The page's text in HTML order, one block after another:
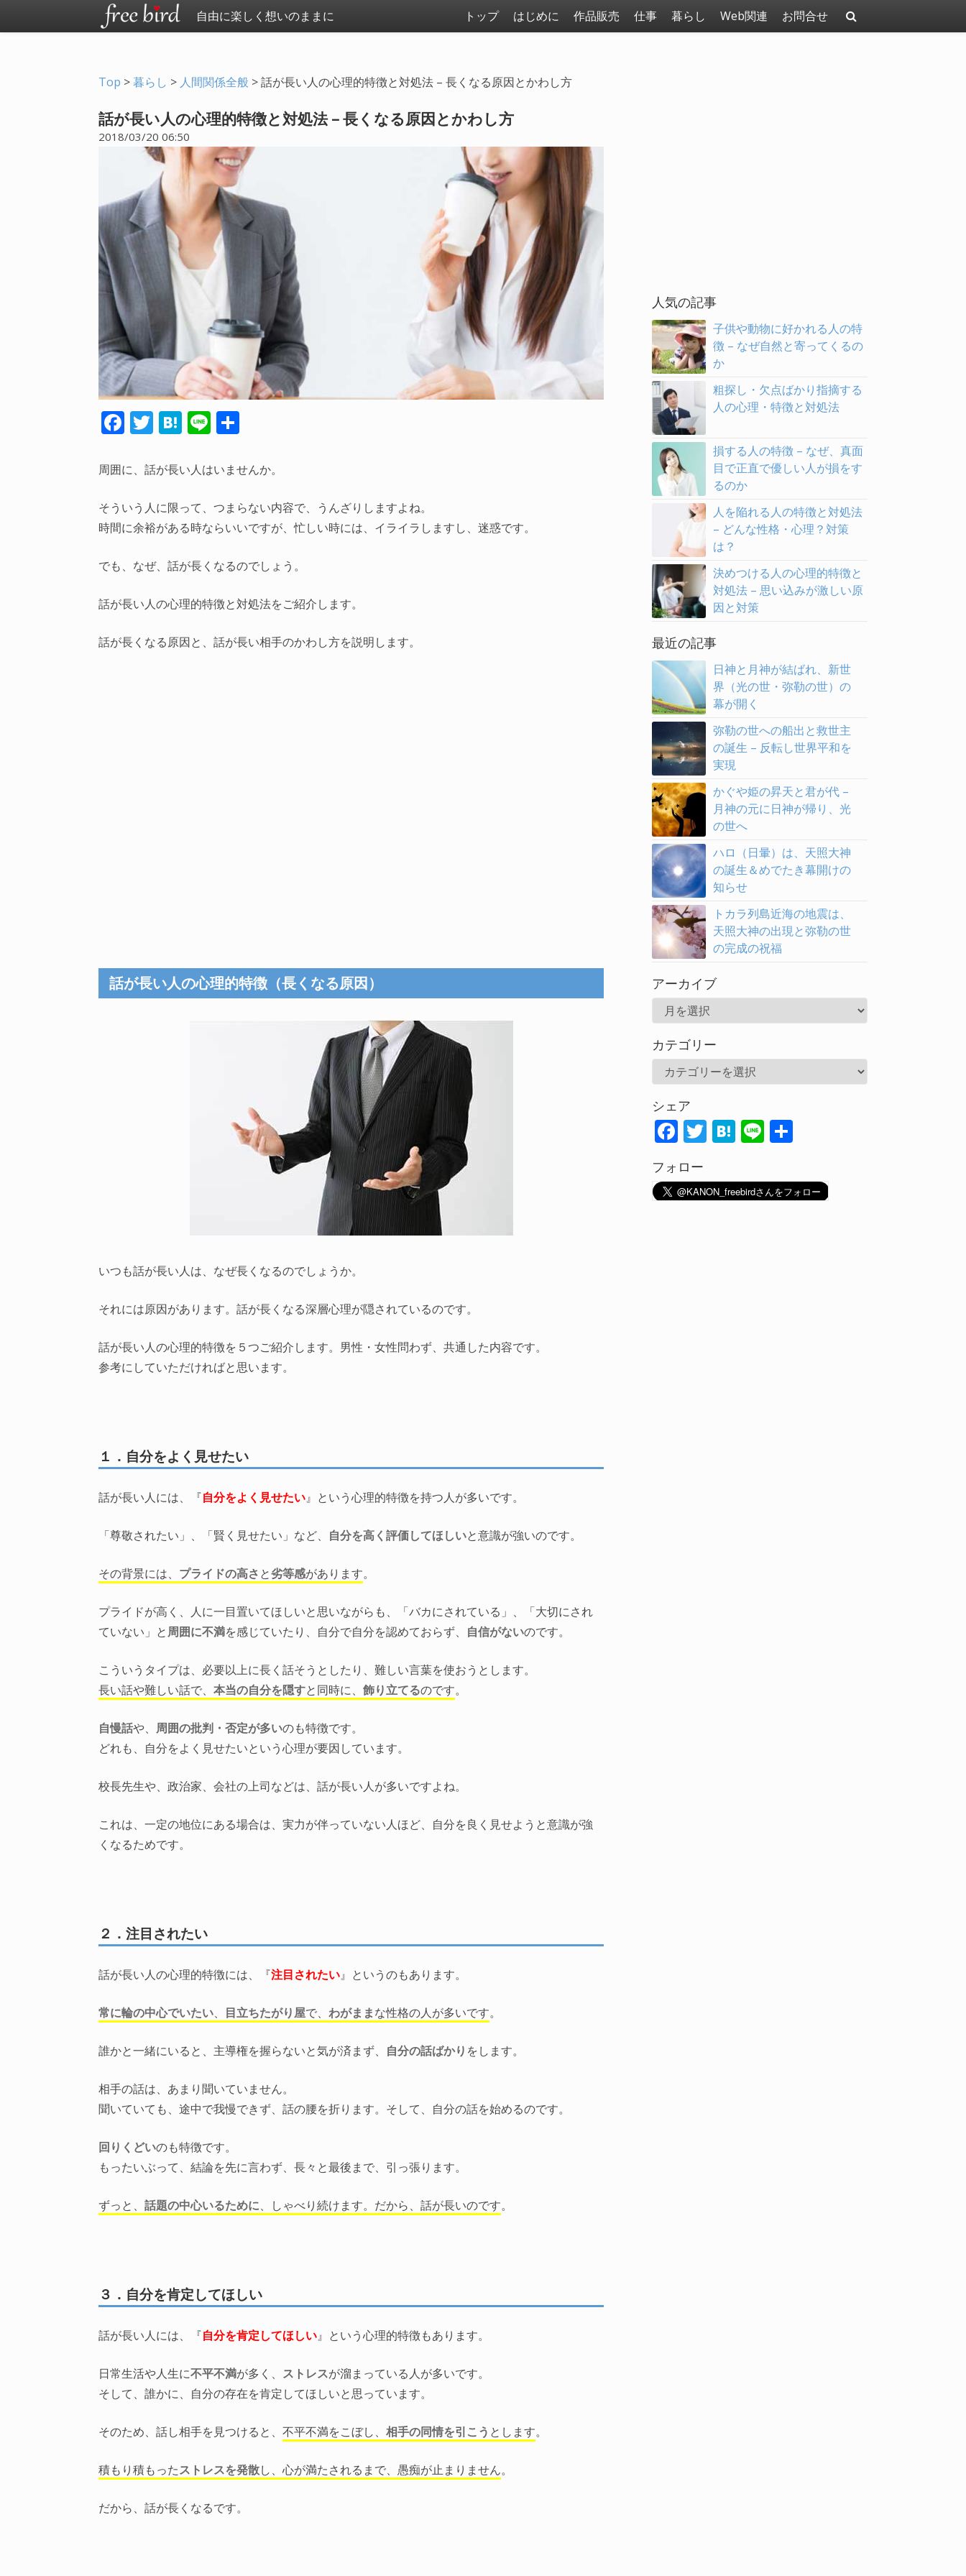
自由に楽しく想いのままに トップ はじめに 作品販売 仕事 暮らし Web関連 お問合せ
Top >暮らし > 人間関係全般 >話が長い人の心理的特徴と対処法 – 長くなる原因とかわし方
話が長い人の心理的特徴と対処法 – 長くなる原因とかわし方
2018/03/20 06:50
F
e
o
o
k
T
itt
H
e
a
Li
e
周囲に、話が長い人はいませんか。
そういう人に限って、つまらない内容で、うんざりしますよね。
時間に余裕がある時ならいいですが、忙しい時には、イライラしますし、迷惑です。
でも、なぜ、話が長くなるのでしょう。
話が長い人の心理的特徴と対処法をご紹介します。
話が長くなる原因と、話が長い相手のかわし方を説明します。
話が長い人の心理的特徴（長くなる原因）
いつも話が長い人は、なぜ長くなるのでしょうか。
それには原因があります。話が長くなる深層心理が隠されているのです。
話が長い人の心理的特徴を５つご紹介します。男性・女性問わず、共通した内容です。
参考にしていただければと思います。
１．自分をよく見せたい
話が長い人には、『自分をよく見せたい』という心理的特徴を持つ人が多いです。
「尊敬されたい」、「賢く見せたい」など、 自分を高く評価してほしいと意識が強いのです。
その背景には、 プライドの高さと劣等感があります。
プライドが高く、人に一目置いてほしいと思いながらも、「バカにされている」、「大切にされ
ていない」と周囲に不満を感じていたり、自分で自分を認めておらず、 自信がないのです。
こういうタイプは、必要以上に長く話そうとしたり、難しい言葉を使おうとします。
長い話や難しい話で、 本当の自分を隠すと同時に、 飾り立てるのです。
自慢話や、 周囲の批判・否定が多いのも特徴です。
どれも、自分をよく見せたいという心理が要因しています。
校長先生や、政治家、会社の上司などは、話が長い人が多いですよね。
これは、一定の地位にある場合は、実力が伴っていない人ほど、自分を良く見せようと意識が強
くなるためです。
２．注目されたい
話が長い人の心理的特徴には、『注目されたい』というのもあります。
常に輪の中心でいたい、 目立ちたがり屋で、 わがままな性格の人が多いです。
誰かと一緒にいると、主導権を握らないと気が済まず、 自分の話ばかり をします。
相手の話は、あまり聞いていません。
聞いていても、途中で我慢できず、話の腰を折ります。そして、自分の話を始めるのです。
回りくどいのも特徴です。
もったいぶって、結論を先に言わず、長々と最後まで、引っ張ります。
ずっと、 話題の中心いるために、しゃべり続けます。だから、話が長いのです。
３．自分を肯定してほしい
話が長い人には、『自分を肯定してほしい』という心理的特徴もあります。
日常生活や人生に不平不満が多く、 ストレスが溜まっている人が多いです。
そして、誰かに、自分の存在を肯定してほしいと思っています。
そのため、話し相手を見つけると、 不平不満をこぼし、 相手の同情を引こう とします。
積もり積もったストレスを発散し、心が満たされるまで、愚痴が止まりません。
だから、話が長くなるです。
人気の記事
子供や動物に好かれる人の特
徴 – なぜ自然と寄ってくるの
か
粗探し・欠点ばかり指摘する
人の心理・特徴と対処法
損する人の特徴 – なぜ、真面
目で正直で優しい人が損をす
るのか
人を陥れる人の特徴と対処法
– どんな性格・心理？対策
は？
決めつける人の心理的特徴と
対処法 – 思い込みが激しい原
因と対策
最近の記事
日神と月神が結ばれ、新世
界（光の世・弥勒の世）の
幕が開く
弥勒の世への船出と救世主
の誕生 – 反転し世界平和を
実現
かぐや姫の昇天と君が代 –
月神の元に日神が帰り、光
の世へ
ハロ（日暈）は、天照大神
の誕生＆めでたき幕開けの
知らせ
トカラ列島近海の地震は、
天照大神の出現と弥勒の世
の完成の祝福
アーカイブ
ー
カ
ブ
カテゴリー
テ
ゴ
リ
シェア
F
e
b
T
itt
er
H
e
n
Li
e
共
フォロー